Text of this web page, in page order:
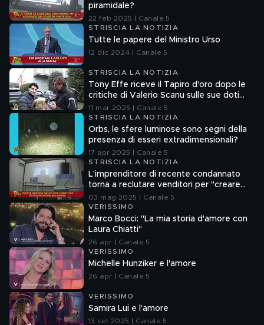
piramidale?
22 feb 2025 | Canale 5
STRISCIA LA NOTIZIA
Tutte le papere del Ministro Urso
12 dic 2024 | Canale 5
STRISCIA LA NOTIZIA
Tony Effe riceve il Tapiro d'oro dopo le
critiche di Valerio Scanu sulle sue doti
canore
11 mar 2025 | Canale 5
STRISCIA LA NOTIZIA
Orbs, le sfere luminose sono segni della
presenza di esseri extradimensionali?
17 apr 2025 | Canale 5
STRISCIA LA NOTIZIA
L'imprenditore di recente condannato
torna a reclutare venditori per "creare
futuri milionari"
03 mag 2025 | Canale 5
VERISSIMO
Marco Bocci: "La mia storia d'amore con
Laura Chiatti"
26 apr | Canale 5
VERISSIMO
Michelle Hunziker e l'amore
26 apr | Canale 5
VERISSIMO
Samira Lui e l'amore
13 set 2025 | Canale 5